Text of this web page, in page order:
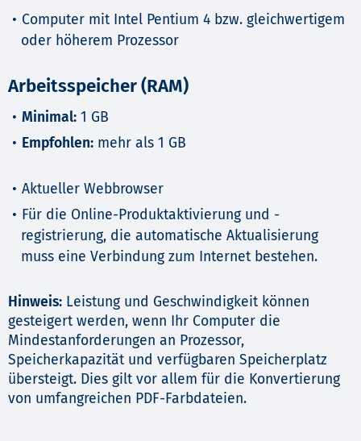
Computer mit Intel Pentium 4 bzw. gleichwertigem
oder höherem Prozessor
Arbeitsspeicher (RAM)
Minimal: 1 GB
Empfohlen: mehr als 1 GB
Aktueller Webbrowser
Für die Online-Produktaktivierung und -
registrierung, die automatische Aktualisierung
muss eine Verbindung zum Internet bestehen.
Hinweis: Leistung und Geschwindigkeit können
gesteigert werden, wenn Ihr Computer die
Mindestanforderungen an Prozessor,
Speicherkapazität und verfügbaren Speicherplatz
übersteigt. Dies gilt vor allem für die Konvertierung
von umfangreichen PDF-Farbdateien.